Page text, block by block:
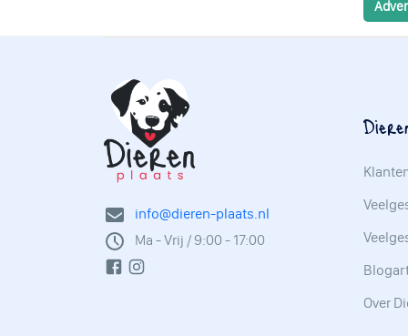
info@dieren-plaats.nl
Ma - Vrij / 9:00 - 17:00
Over